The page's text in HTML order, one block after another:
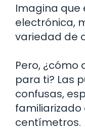
Imagina que
electrónica,
variedad de
Pero, ¿cómo
para ti? Las
confusas,
familiarizado
centímetros.